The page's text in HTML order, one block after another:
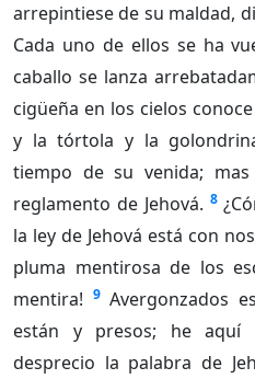
arrepintiese de su maldad,
Cada uno de ellos se ha
caballo se lanza
cigüeña en los cielos
y la tórtola y la
tiempo de su venida;
reglamento de Jehová. 8
la ley de Jehová está con
pluma mentirosa de los
mentira! 9 Avergonzados
están y presos; he aquí
desprecio la palabra de